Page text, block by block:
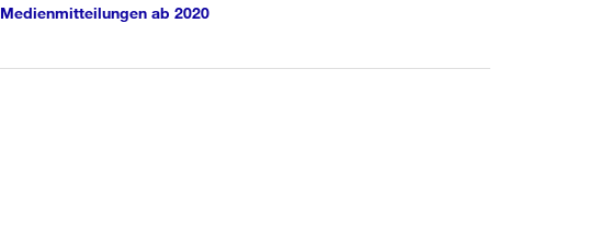
Medienmitteilungen ab 2020